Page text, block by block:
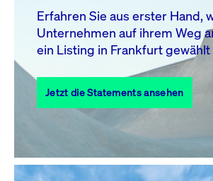
10 11 13 14
17
18 19 20 21
27 28
31
Alle Events
Erfahren Sie aus erster Hand,
Unternehmen auf ihrem Weg
ein Listing in Frankfurt gewählt
Jetzt die Statements ansehen